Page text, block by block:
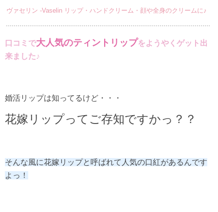
ヴァセリン -Vaselin リップ・ハンドクリーム・顔や全身のクリームに♪
口コミで大人気のティントリップをようやくゲット出
来ました♪
婚活リップは知ってるけど・・・
花嫁リップってご存知ですかっ？？
そんな風に花嫁リップと呼ばれて人気の口紅があるんです
よっ！